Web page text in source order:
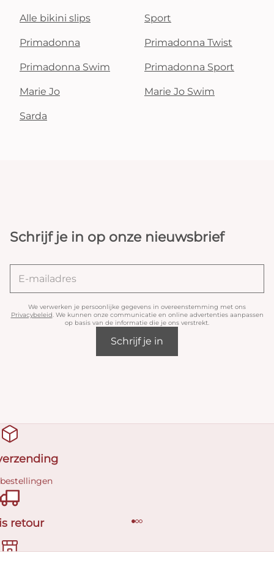
Alle bikini slips Sport
Primadonna Primadonna Twist
Primadonna Swim Primadonna Sport
Marie Jo Marie Jo Swim
Sarda
Schrijf je in op onze nieuwsbrief
We verwerken je persoonlijke gegevens in overeenstemming met ons
Privacybeleid. We kunnen onze communicatie en online advertenties aanpassen
op basis van de informatie die je ons verstrekt.
Schrijf je in
retour